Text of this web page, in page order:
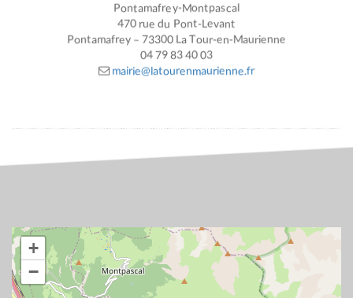
Pontamafrey-Montpascal
470 rue du Pont-Levant
Pontamafrey – 73300 La Tour-en-Maurienne
04 79 83 40 03
mairie@latourenmaurienne.fr
+
−